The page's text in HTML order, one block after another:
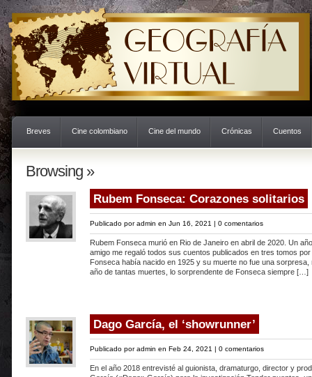
Breves Cine colombiano Cine del mundo Crónicas Cuentos
Browsing »
Rubem Fonseca: Corazones solitarios
Publicado poradmin en Jun 16, 2021 | 0 comentarios
Rubem Fonseca murió en Rio de Janeiro en abril de 2020. Un
amigo me regaló todos sus cuentos publicados en tres tomos
Fonseca había nacido en 1925 y su muerte no fue una sorpresa,
año de tantas muertes, lo sorprendente de Fonseca siempre […]
Dago García, el ‘showrunner’
Publicado poradmin en Feb 24, 2021 | 0 comentarios
En el año 2018 entrevisté al guionista, dramaturgo, director y